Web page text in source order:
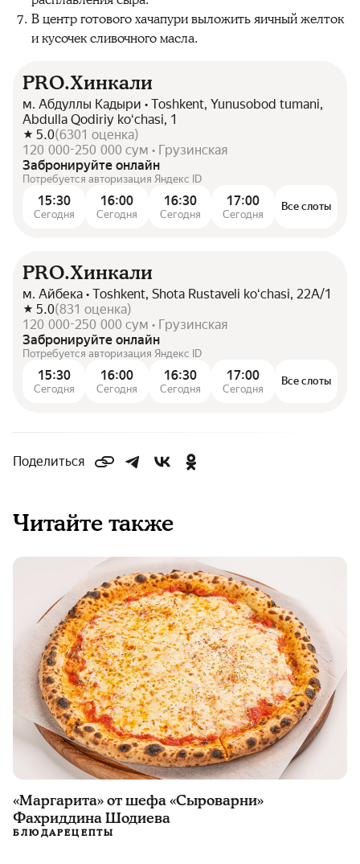
В центр готового хачапури выложить яичный желток
и кусочек сливочного масла.
PRO.Хинкали
м. Абдуллы Кадыри • Toshkent, Yunusobod tumani,
Abdulla Qodiriy koʻchasi, 1
5.0(6301 оценка)
120 000-250 000 сум • Грузинская
Забронируйте онлайн
Потребуется авторизация Яндекс ID
15:30
Сегодня
16:00
Сегодня
16:30
Сегодня
17:00
Сегодня
Все слоты
PRO.Хинкали
м. Айбека • Toshkent, Shota Rustaveli koʻchasi, 22А/1
5.0(831 оценка)
120 000-250 000 сум • Грузинская
Забронируйте онлайн
Потребуется авторизация Яндекс ID
15:30
Сегодня
16:00
Сегодня
16:30
Сегодня
17:00
Сегодня
Все слоты
Поделиться
Читайте также
«Маргарита» от шефа «Сыроварни»
Фахриддина Шодиева
БЛЮДАРЕЦЕПТЫ